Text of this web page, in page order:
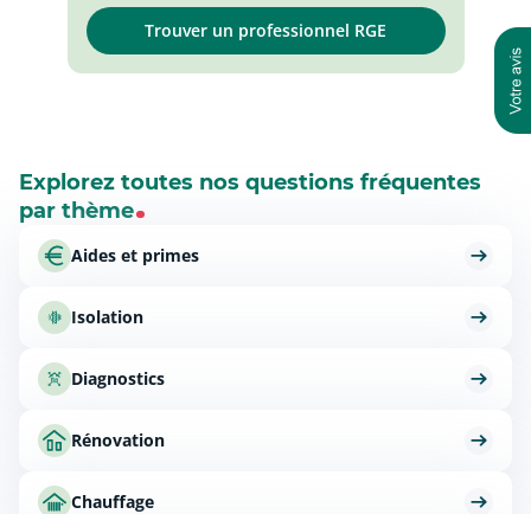
Trouver un professionnel RGE
Explorez toutes nos questions fréquentes
par thème
Aides et primes
Isolation
Diagnostics
Rénovation
Chauffage